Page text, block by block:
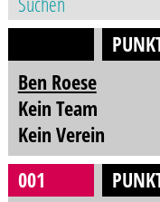
Ben Roese
Kein Team
Kein Verein
001